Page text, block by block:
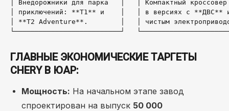
│ Внедорожники для парка   │   │ Компактный
│ приключений: **T1** и    │   │ в версиях с
│ **T2 Adventure**.        │   │ чистым
ГЛАВНЫЕ ЭКОНОМИЧЕСКИЕ ТАРГЕТЫ
CHERY В ЮАР:
Мощность: На начальном этапе завод
спроектирован на выпуск 50 000